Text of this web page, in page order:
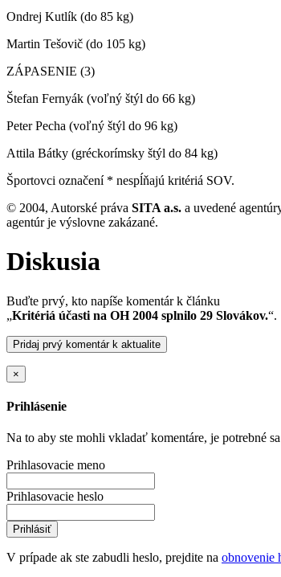
Ondrej Kutlík (do 85 kg)
Martin Tešovič (do 105 kg)
ZÁPASENIE (3)
Štefan Fernyák (voľný štýl do 66 kg)
Peter Pecha (voľný štýl do 96 kg)
Attila Bátky (gréckorímsky štýl do 84 kg)
Športovci označení * nespĺňajú kritériá SOV.
© 2004, Autorské práva SITA a.s. a uvedené
agentúr je výslovne zakázané.
Diskusia
Buďte prvý, kto napíše komentár k článku
„Kritériá účasti na OH 2004 splnilo 29 Slovákov.“.
Pridaj prvý komentár k aktualite
×
Prihlásenie
Na to aby ste mohli vkladať komentáre, je potrebné
Prihlasovacie meno
Prihlasovacie heslo
Prihlásiť
V prípade ak ste zabudli heslo, prejdite na obnovenie